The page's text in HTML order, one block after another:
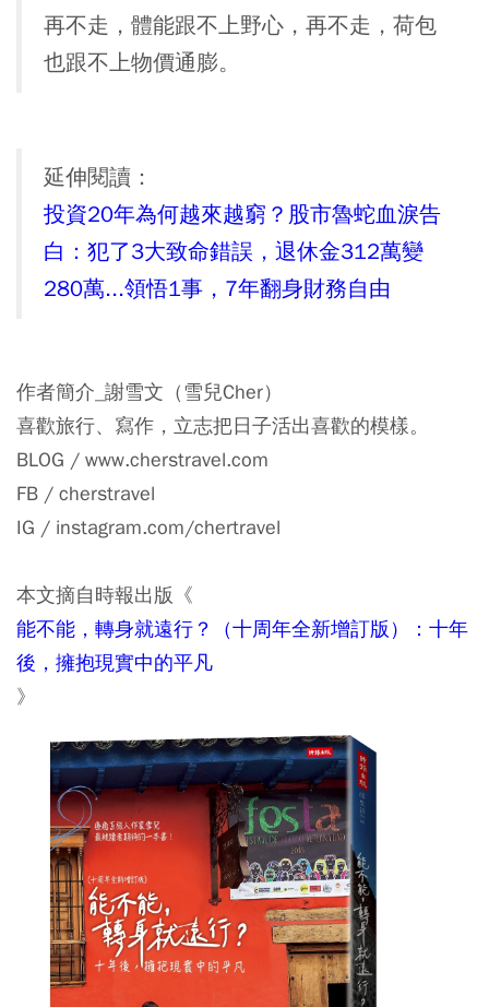
再不走，體能跟不上野心，再不走，荷包
也跟不上物價通膨。
延伸閱讀：
投資20年為何越來越窮？股市魯蛇血淚告
白：犯了3大致命錯誤，退休金312萬變
280萬...領悟1事，7年翻身財務自由
作者簡介_謝雪文（雪兒Cher）
喜歡旅行、寫作，立志把日子活出喜歡的模樣。
BLOG / www.cherstravel.com
FB / cherstravel
IG / instagram.com/chertravel
本文摘自時報出版《
能不能，轉身就遠行？（十周年全新增訂版）：十年
後，擁抱現實中的平凡
》